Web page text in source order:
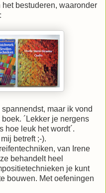
bestuderen, waaronder
maar ik vond
´Lekker je nergens
hoe leuk het wordt´.
betreft ;-).
van Irene
behandelt heel
je kunt
bouwen. Met oefeningen